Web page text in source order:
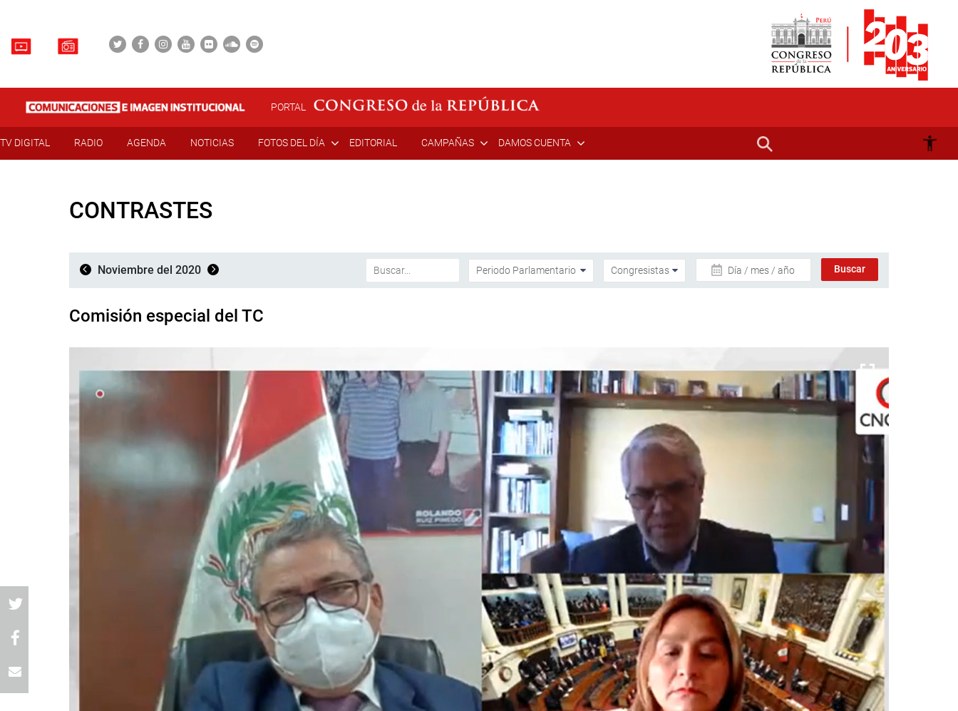
PORTAL
TV DIGITAL RADIO AGENDA NOTICIAS FOTOS DEL DÍA EDITORIAL CAMPAÑAS DAMOS CUENTA
CONTRASTES
Noviembre del 2020 Día / mes / año
Comisión especial del TC